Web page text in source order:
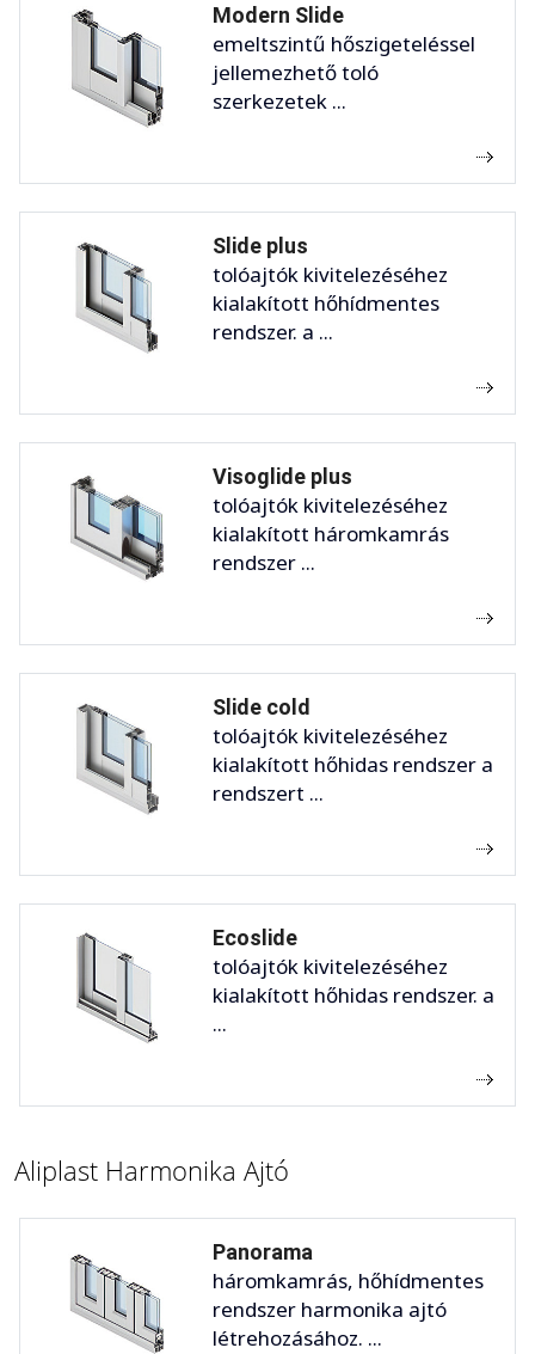
Modern Slide
emeltszintű hőszigeteléssel
jellemezhető toló
szerkezetek ...
Slide plus
tolóajtók kivitelezéséhez
kialakított hőhídmentes
rendszer. a ...
Visoglide plus
tolóajtók kivitelezéséhez
kialakított háromkamrás
rendszer ...
Slide cold
tolóajtók kivitelezéséhez
kialakított hőhidas rendszer a
rendszert ...
Ecoslide
tolóajtók kivitelezéséhez
kialakított hőhidas rendszer. a
...
Aliplast Harmonika Ajtó
Panorama
háromkamrás, hőhídmentes
rendszer harmonika ajtó
létrehozásához. ...